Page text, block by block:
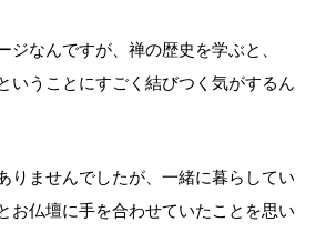
ジなんですが、禅の歴史を学ぶと、
いうことにすごく結びつく気がするん
りませんでしたが、一緒に暮らしてい
お仏壇に手を合わせていたことを思い